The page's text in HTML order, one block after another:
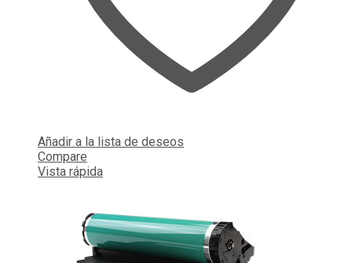
Añadir a la lista de deseos
Compare
Vista rápida